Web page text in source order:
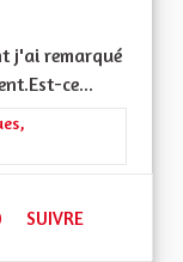
j'ai remarqué
ce...
transitions
50 ABONNÉS
SUIVRE